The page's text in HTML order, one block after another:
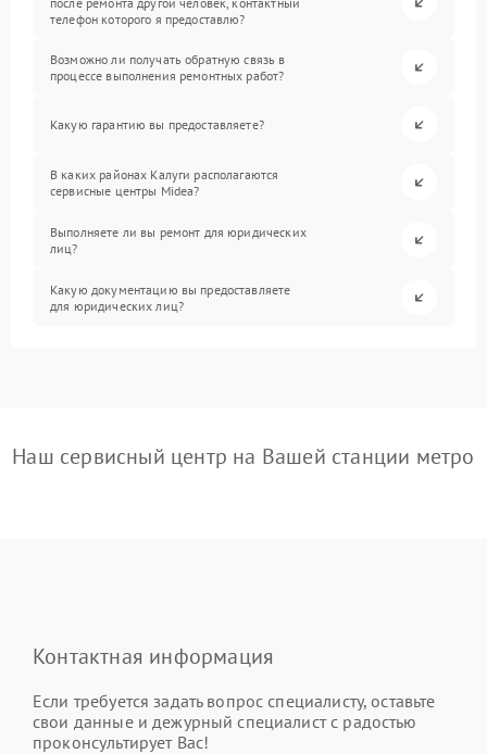
телефон которого я предоставлю?
Возможно ли получать обратную связь в
процессе выполнения ремонтных работ?
Какую гарантию вы предоставляете?
В каких районах Калуги располагаются
сервисные центры Midea?
Выполняете ли вы ремонт для юридических
лиц?
Какую документацию вы предоставляете
для юридических лиц?
Наш сервисный центр на Вашей станции метро
Контактная информация
Если требуется задать вопрос специалисту, оставьте
свои данные и дежурный специалист с радостью
проконсультирует Вас!